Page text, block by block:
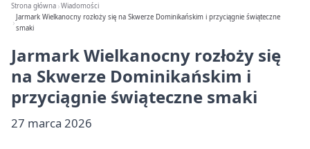
Strona główna Wiadomości
Jarmark Wielkanocny rozłoży się na Skwerze Dominikańskim i przyciągnie świąteczne
smaki
Jarmark Wielkanocny rozłoży się
na Skwerze Dominikańskim i
przyciągnie świąteczne smaki
27 marca 2026